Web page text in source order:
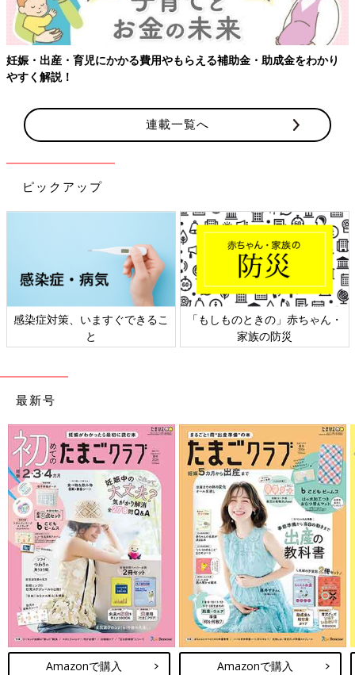
妊娠・出産・育児にかかる費用やもらえる補助金・助成金をわかり
やすく解説！
連載一覧へ
ピックアップ
感染症対策、いますぐできるこ
と
「もしものときの」赤ちゃん・
家族の防災
最新号
Amazonで購入 Amazonで購入